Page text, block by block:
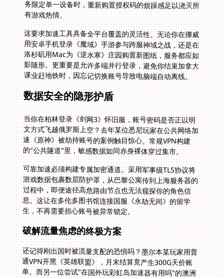
有游戏热情。
这要求加速工具具备全平台覆盖的灵活性。无论你在挪威
用安卓手机登录《魔域》手游参与跨服神域之战，还是在
洛杉矶用Mac为《逆水寒》庄园购置新图纸，服务都应如
影随形。更重要是允许多端并行登录，避免你结束加拿大
课业赶地铁时，因忘记切换账号导致电脑端自动离线。
数据安全的隐形护盾
当你在柏林登录《剑网3》怀旧服，账号密码是否正以明
文方式飞越俄罗斯上空？去年某位悉尼玩家在公共网络加
速《原神》被劫持账号的案例触目惊心。常规VPN构建
的"公共隧道"里，敏感数据如同赤身裸体穿过集市。
可靠加速必须构建专属加密通道。采用军事级TLS协议将
游戏数据包裹数层防护罩，从巴黎公寓传到上海服务器的
过程中，即便途径高危路由节点也无法窥探你的角色信
息。这让在多伦多图书馆连接国服《永劫无间》的留学
生，不再需要担心账号被异常锁定。
破解流量焦虑的终极方案
还记得刚出国时被流量支配的恐惧吗？墨尔本某玩家用普
通VPN开黑《英雄联盟》，月末结算竟产生300G天价账
单。而另一位尝试"在国外玩彩虹岛加速器有用吗"的澳洲
主妇，因免费工具流量耗尽在关键副本掉线，辛苦收集的